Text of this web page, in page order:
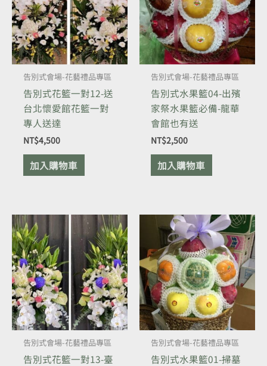
告別式會場-花藝禮品專區
告別式花籃一對12-送
台北懷愛館花籃一對
專人送達
NT$4,500
加入購物車
告別式會場-花藝禮品專區
告別式水果籃04-出殯
家祭水果籃必備-龍華
會館也有送
NT$2,500
加入購物車
告別式會場-花藝禮品專區
告別式花籃一對13-臺
告別式會場-花藝禮品專區
告別式水果籃01-掃墓